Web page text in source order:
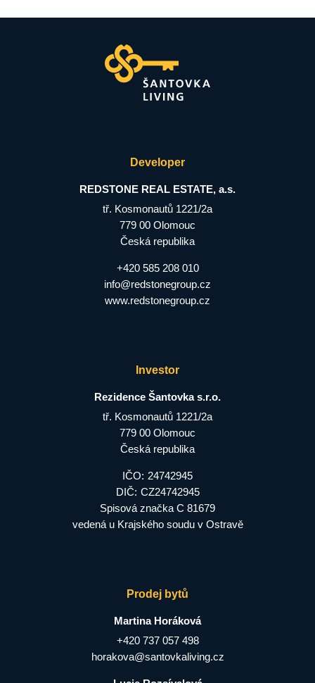
Developer
REDSTONE REAL ESTATE, a.s.
tř. Kosmonautů 1221/2a
779 00 Olomouc
Česká republika
+420 585 208 010
info@redstonegroup.cz
www.redstonegroup.cz
Investor
Rezidence Šantovka s.r.o.
tř. Kosmonautů 1221/2a
779 00 Olomouc
Česká republika
IČO: 24742945
DIČ: CZ24742945
Spisová značka C 81679
vedená u Krajského soudu v Ostravě
Prodej bytů
Martina Horáková
+420 737 057 498
horakova@santovkaliving.cz